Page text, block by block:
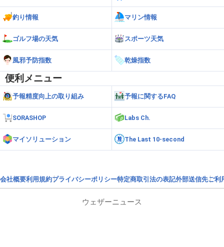
釣り情報 マリン情報
ゴルフ場の天気 スポーツ天気
風邪予防指数 乾燥指数
便利メニュー
予報精度向上の取り組み 予報に関するFAQ
SORASHOP Labs Ch.
マイソリューション The Last 10-second
会社概要利用規約プライバシーポリシー特定商取引法の表記外部送信先ご利
ウェザーニュース